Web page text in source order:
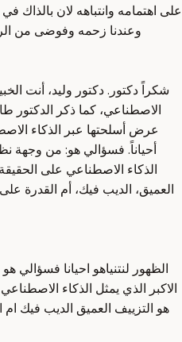
على اهتمامه وانتباهه لان بالذاك
وعندنا زحمه وفوضى من
شكراً دكتور. دكتور وليد، أنت
الاصطناعي، كما ذكر
عرض أسلحتها عبر الذكاء
أحياناً. فسؤالي هو: من وجهة
الذكاء الاصطناعي على
العميق، الديب فيك، أم القدرة
الظهور لنتنياهو احيانا
الاكبر الذي يمثل الذكاء
هو التزييف العميق الديب فيك